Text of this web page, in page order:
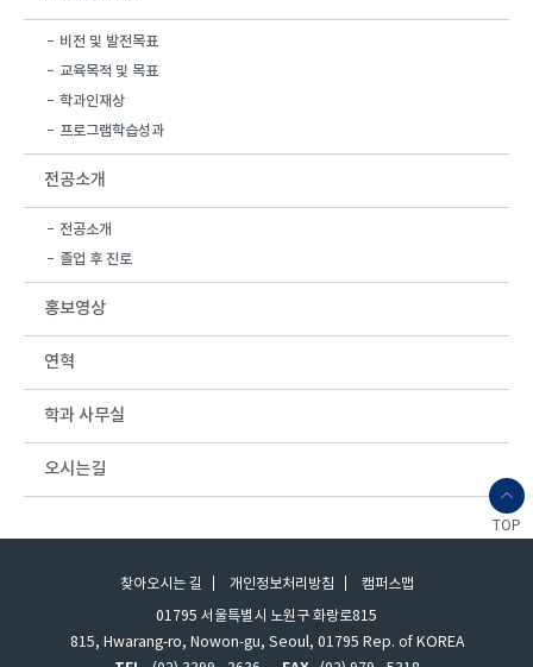
비전 및 발전목표
교육목적 및 목표
학과인재상
프로그램학습성과
전공소개
전공소개
졸업 후 진로
홍보영상
연혁
학과 사무실
오시는길
TOP
찾아오시는 길 개인정보처리방침
캠퍼스맵
01795 서울특별시 노원구 화랑로815
815, Hwarang-ro, Nowon-gu, Seoul, 01795 Rep. of KOREA